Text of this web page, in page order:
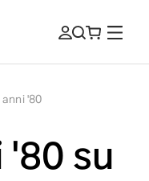
'80
'80 su